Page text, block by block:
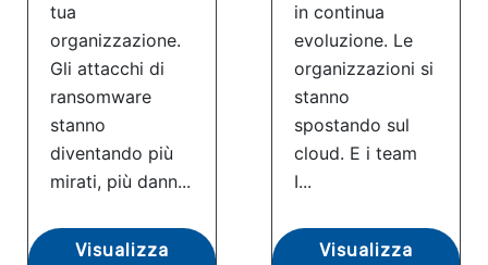
tua
organizzazione.
Gli attacchi di
ransomware
stanno
diventando più
mirati, più dann...
Visualizza
in continua
evoluzione. Le
organizzazioni si
stanno
spostando sul
cloud. E i team
I...
Visualizza